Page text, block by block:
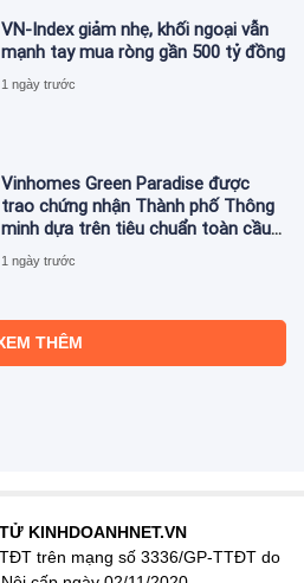
VN-Index giảm nhẹ, khối ngoại vẫn
mạnh tay mua ròng gần 500 tỷ đồng
1 ngày trước
Vinhomes Green Paradise được
trao chứng nhận Thành phố Thông
minh dựa trên tiêu chuẩn toàn cầu
ISO 37122
1 ngày trước
THÊM
KINHDOANHNET.VN
trên mạng số 3336/GP-TTĐT do